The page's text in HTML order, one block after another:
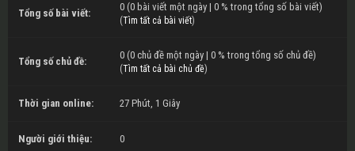
Tổng số bài viết:
0 (0 bài viết một ngày | 0 % trong tổng số bài viết)
(Tìm tất cả bài viết)
Tổng số chủ đề:
0 (0 chủ đề một ngày | 0 % trong tổng số chủ đề)
(Tìm tất cả bài chủ đề)
Thời gian online: 27 Phút, 1 Giây
Người giới thiệu: 0